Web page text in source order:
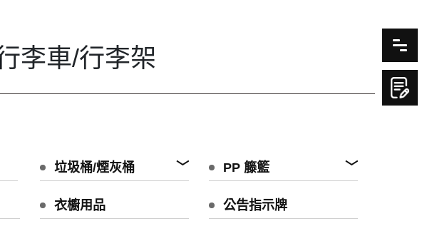
李車/行李架
垃圾桶/煙灰桶 PP 籐籃
衣櫥用品 公告指示牌